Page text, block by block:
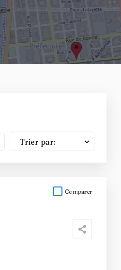
Trier par:
Comparer